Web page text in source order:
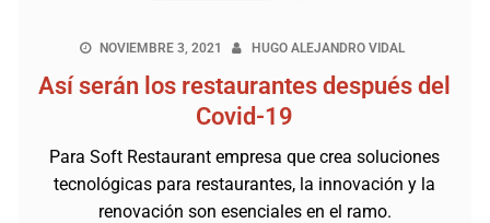
NOVIEMBRE 3, 2021 HUGO ALEJANDRO VIDAL
Así serán los restaurantes después del
Covid-19
Para Soft Restaurant empresa que crea soluciones
tecnológicas para restaurantes, la innovación y la
renovación son esenciales en el ramo.